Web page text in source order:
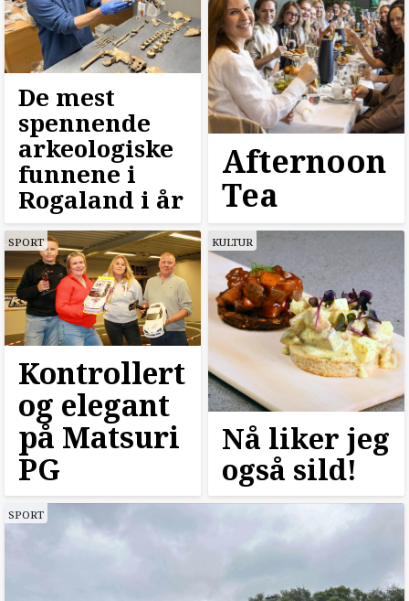
De mest
spennende
arkeologiske
funnene i
Rogaland i år
Afternoon
Tea
SPORT
Kontrollert
og elegant
på Matsuri
PG
KULTUR
Nå liker jeg
også sild!
SPORT